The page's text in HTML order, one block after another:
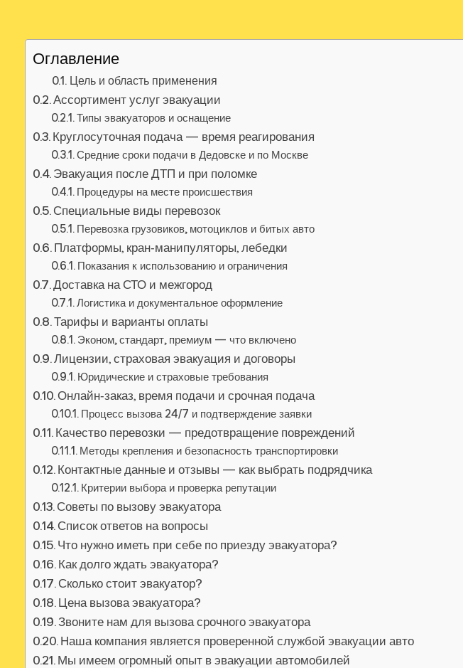
Оглавление
Цель и область применения
Ассортимент услуг эвакуации
Типы эвакуаторов и оснащение
Круглосуточная подача — время реагирования
Средние сроки подачи в Дедовске и по Москве
Эвакуация после ДТП и при поломке
Процедуры на месте происшествия
Специальные виды перевозок
Перевозка грузовиков, мотоциклов и битых авто
Платформы, кран‑манипуляторы, лебедки
Показания к использованию и ограничения
Доставка на СТО и межгород
Логистика и документальное оформление
Тарифы и варианты оплаты
Эконом, стандарт, премиум — что включено
Лицензии, страховая эвакуация и договоры
Юридические и страховые требования
Онлайн‑заказ, время подачи и срочная подача
Процесс вызова 24/7 и подтверждение заявки
Качество перевозки — предотвращение повреждений
Методы крепления и безопасность транспортировки
Контактные данные и отзывы — как выбрать подрядчика
Критерии выбора и проверка репутации
Советы по вызову эвакуатора
Список ответов на вопросы
Что нужно иметь при себе по приезду эвакуатора?
Как долго ждать эвакуатора?
Сколько стоит эвакуатор?
Цена вызова эвакуатора?
Звоните нам для вызова срочного эвакуатора
Наша компания является проверенной службой эвакуации авто
Мы имеем огромный опыт в эвакуации автомобилей